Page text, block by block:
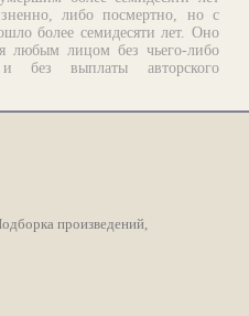
либо посмертно, но с
более семидесяти лет. Оно
любым лицом без чьего-либо
без выплаты авторского
произведений,